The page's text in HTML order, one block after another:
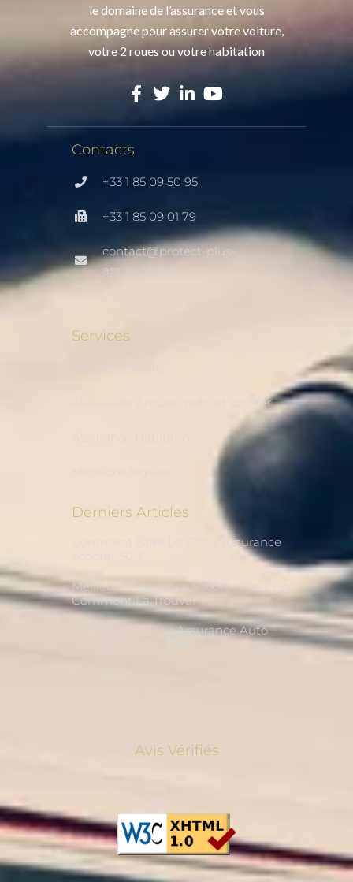
le domaine de l’assurance et vous
accompagne pour assurer votre voiture,
votre 2 roues ou votre habitation
Contacts
+33 1 85 09 50 95
+33 1 85 09 01 79
contact@protect-plus-
assurances.fr
Services
Assurance Auto
Assurance 2 roues moto et scooter
Assurance Habitation
Mentions légales
Derniers Articles
Comment Faire Le Choix Assurance
Scooter 50 ?
Meilleure Assurance Scooter Pas Cher,
Comment La Trouver ?
Vous Désirez Une Assurance Auto
Tout Savoir Sur La Souscription
Avis Vérifiés